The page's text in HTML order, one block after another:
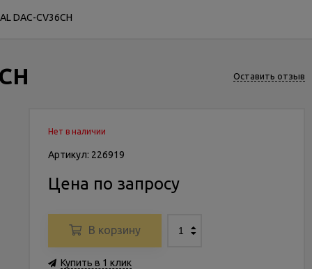
DAC-CV36CH
Оставить отзыв
Нет в наличии
Артикул: 226919
Цена по запросу
В корзину
Купить в 1 клик